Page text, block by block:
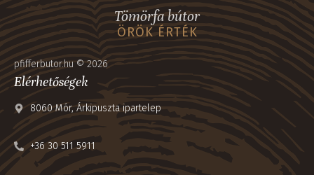
Tömörfa bútor
ÖRÖK ÉRTÉK
pfifferbutor.hu © 2026
Elérhetőségek
8060 Mór, Árkipuszta ipartelep
+36 30 511 5911